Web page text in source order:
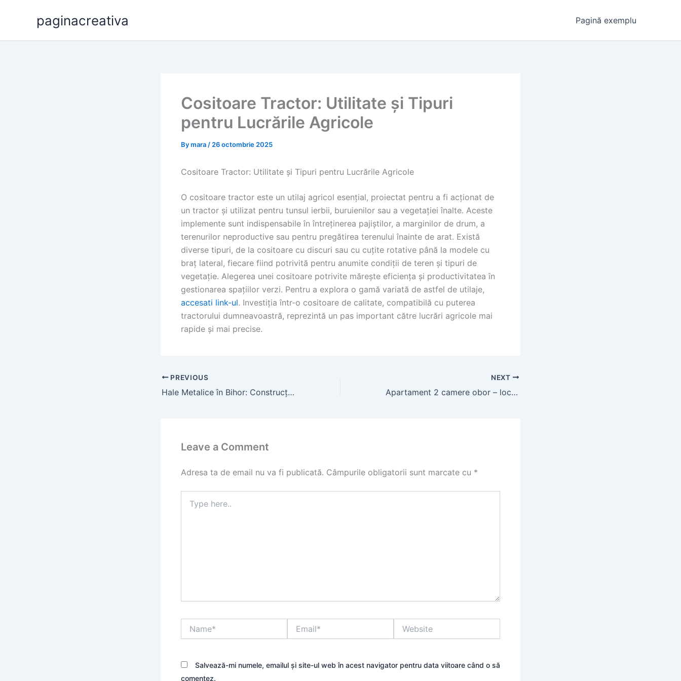
paginacreativa Pagină exemplu
Cositoare Tractor: Utilitate și Tipuri
pentru Lucrările Agricole
Bymara / 26 octombrie 2025
Cositoare Tractor: Utilitate și Tipuri pentru Lucrările Agricole
O cositoare tractor este un utilaj agricol esențial, proiectat pentru a fi acționat de
un tractor și utilizat pentru tunsul ierbii, buruienilor sau a vegetației înalte. Aceste
implemente sunt indispensabile în întreținerea pajiștilor, a marginilor de drum, a
terenurilor neproductive sau pentru pregătirea terenului înainte de arat. Există
diverse tipuri, de la cositoare cu discuri sau cu cuțite rotative până la modele cu
braț lateral, fiecare fiind potrivită pentru anumite condiții de teren și tipuri de
vegetație. Alegerea unei cositoare potrivite mărește eficiența și productivitatea în
gestionarea spațiilor verzi. Pentru a explora o gamă variată de astfel de utilaje,
accesati link-ul. Investiția într-o cositoare de calitate, compatibilă cu puterea
tractorului dumneavoastră, reprezintă un pas important către lucrări agricole mai
rapide și mai precise.
PREVIOUS
Hale Metalice în Bihor: Construcție, Prețuri și Producători Locali
NEXT
Apartament 2 camere obor – locuință ideală pentru familii mici
Leave a Comment
Adresa ta de email nu va fi publicată. Câmpurile obligatorii sunt marcate cu *
here..
Salvează-mi numele, emailul și site-ul web în acest navigator pentru data viitoare când o să
comentez.